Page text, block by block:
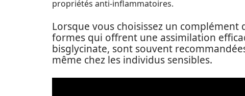
propriétés anti-inflammatoires.
Lorsque vous choisissez un
formes qui offrent une assimilation
bisglycinate, sont souvent
même chez les individus sensibles.